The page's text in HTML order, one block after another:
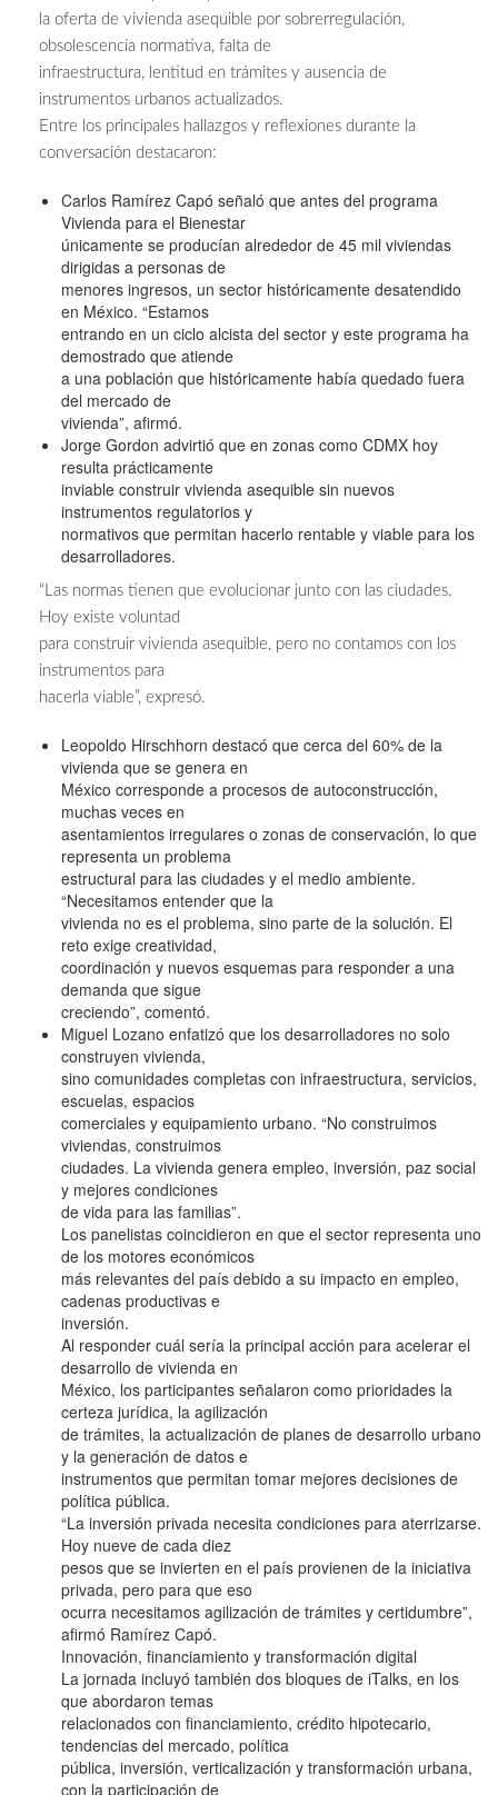
la oferta de vivienda asequible por sobrerregulación,
obsolescencia normativa, falta de
infraestructura, lentitud en trámites y ausencia de
instrumentos urbanos actualizados.
Entre los principales hallazgos y reflexiones durante la
conversación destacaron:
Carlos Ramírez Capó señaló que antes del programa
Vivienda para el Bienestar
únicamente se producían alrededor de 45 mil viviendas
dirigidas a personas de
menores ingresos, un sector históricamente desatendido
en México. “Estamos
entrando en un ciclo alcista del sector y este programa ha
demostrado que atiende
a una población que históricamente había quedado fuera
del mercado de
vivienda”, afirmó.
Jorge Gordon advirtió que en zonas como CDMX hoy
resulta prácticamente
inviable construir vivienda asequible sin nuevos
instrumentos regulatorios y
normativos que permitan hacerlo rentable y viable para los
desarrolladores.
“Las normas tienen que evolucionar junto con las ciudades.
Hoy existe voluntad
para construir vivienda asequible, pero no contamos con los
instrumentos para
hacerla viable”, expresó.
Leopoldo Hirschhorn destacó que cerca del 60% de la
vivienda que se genera en
México corresponde a procesos de autoconstrucción,
muchas veces en
asentamientos irregulares o zonas de conservación, lo que
representa un problema
estructural para las ciudades y el medio ambiente.
“Necesitamos entender que la
vivienda no es el problema, sino parte de la solución. El
reto exige creatividad,
coordinación y nuevos esquemas para responder a una
demanda que sigue
creciendo”, comentó.
Miguel Lozano enfatizó que los desarrolladores no solo
construyen vivienda,
sino comunidades completas con infraestructura, servicios,
escuelas, espacios
comerciales y equipamiento urbano. “No construimos
viviendas, construimos
ciudades. La vivienda genera empleo, inversión, paz social
y mejores condiciones
de vida para las familias”.
Los panelistas coincidieron en que el sector representa uno
de los motores económicos
más relevantes del país debido a su impacto en empleo,
cadenas productivas e
inversión.
Al responder cuál sería la principal acción para acelerar el
desarrollo de vivienda en
México, los participantes señalaron como prioridades la
certeza jurídica, la agilización
de trámites, la actualización de planes de desarrollo urbano
y la generación de datos e
instrumentos que permitan tomar mejores decisiones de
política pública.
“La inversión privada necesita condiciones para aterrizarse.
Hoy nueve de cada diez
pesos que se invierten en el país provienen de la iniciativa
privada, pero para que eso
ocurra necesitamos agilización de trámites y certidumbre”,
afirmó Ramírez Capó.
Innovación, financiamiento y transformación digital
La jornada incluyó también dos bloques de iTalks, en los
que abordaron temas
relacionados con financiamiento, crédito hipotecario,
tendencias del mercado, política
pública, inversión, verticalización y transformación urbana,
con la participación de